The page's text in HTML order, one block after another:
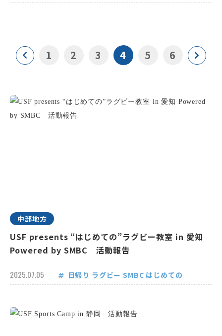
1 2 3 4 5 6
中部地方
USF presents “はじめての”ラグビー教室 in 愛知
Powered by SMBC 活動報告
2025.07.05 日帰り ラグビー SMBC はじめての